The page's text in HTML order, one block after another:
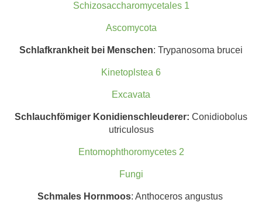
Schizosaccharomycetales 1
Ascomycota
Schlafkrankheit bei Menschen: Trypanosoma brucei
Kinetoplstea 6
Excavata
Schlauchfömiger Konidienschleuderer: Conidiobolus
utriculosus
Entomophthoromycetes 2
Fungi
Schmales Hornmoos: Anthoceros angustus